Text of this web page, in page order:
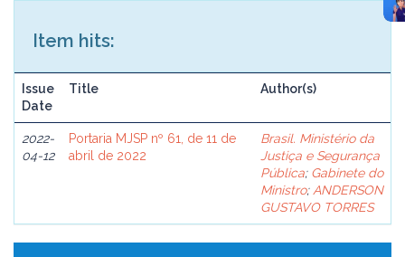
Item hits:
Issue
Date
Title Author(s)
2022-
04-12
Portaria MJSP nº 61, de 11 de
abril de 2022
Brasil. Ministério da
Justiça e Segurança
Pública; Gabinete do
Ministro; ANDERSON
GUSTAVO TORRES